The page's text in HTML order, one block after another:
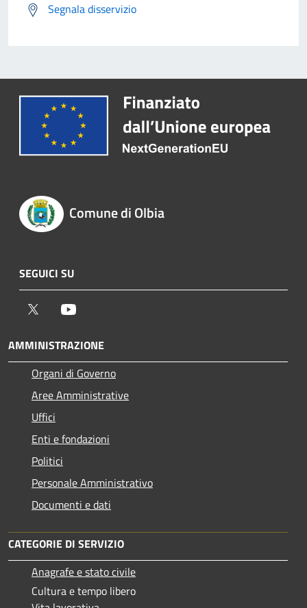
Segnala disservizio
Comune di Olbia
SEGUICI SU
Twitter
AMMINISTRAZIONE
Organi di Governo
Aree Amministrative
Uffici
Enti e fondazioni
Politici
Personale Amministrativo
Documenti e dati
CATEGORIE DI SERVIZIO
Anagrafe e stato civile
Cultura e tempo libero